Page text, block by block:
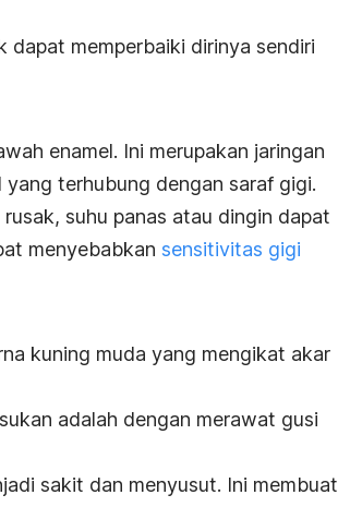
dapat memperbaiki dirinya sendiri
enamel. Ini merupakan jaringan
terhubung dengan saraf gigi.
suhu panas atau dingin dapat
menyebabkan sensitivitas gigi
kuning muda yang mengikat akar
adalah dengan merawat gusi
sakit dan menyusut. Ini membuat